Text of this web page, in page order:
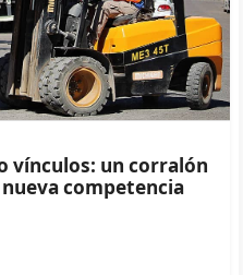
vínculos: un corralón
competencia